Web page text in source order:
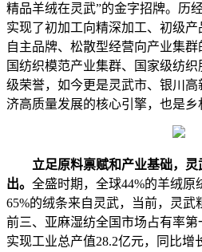
精品羊绒在灵武”的金字招牌。历
实现了初加工向精深加工、初级
自主品牌、松散型经营向产业集
国纺织模范产业集群、国家级纺
级荣誉，如今更是灵武市、银川
济高质量发展的核心引擎，也是乡
立足原料禀赋和产业基础，
出。 全盛时期，全球44%的羊绒原
65%的绒条来自灵武，当前，灵武
前三、亚麻湿纺全国市场占有率第
实现工业总产值28.2亿元，同比增